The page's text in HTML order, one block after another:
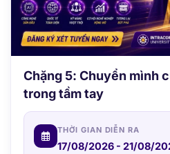
Chặng 5: Chuyển mình
trong tầm tay
THỜI GIAN DIỄN RA
17/08/2026 - 21/08/